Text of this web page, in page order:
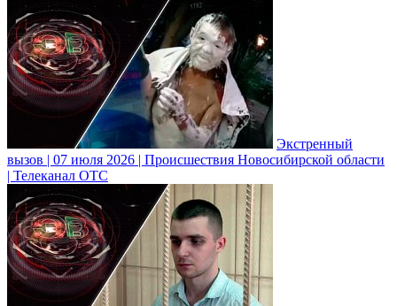
Экстренный
вызов | 07 июля 2026 | Происшествия Новосибирской области
| Телеканал ОТС